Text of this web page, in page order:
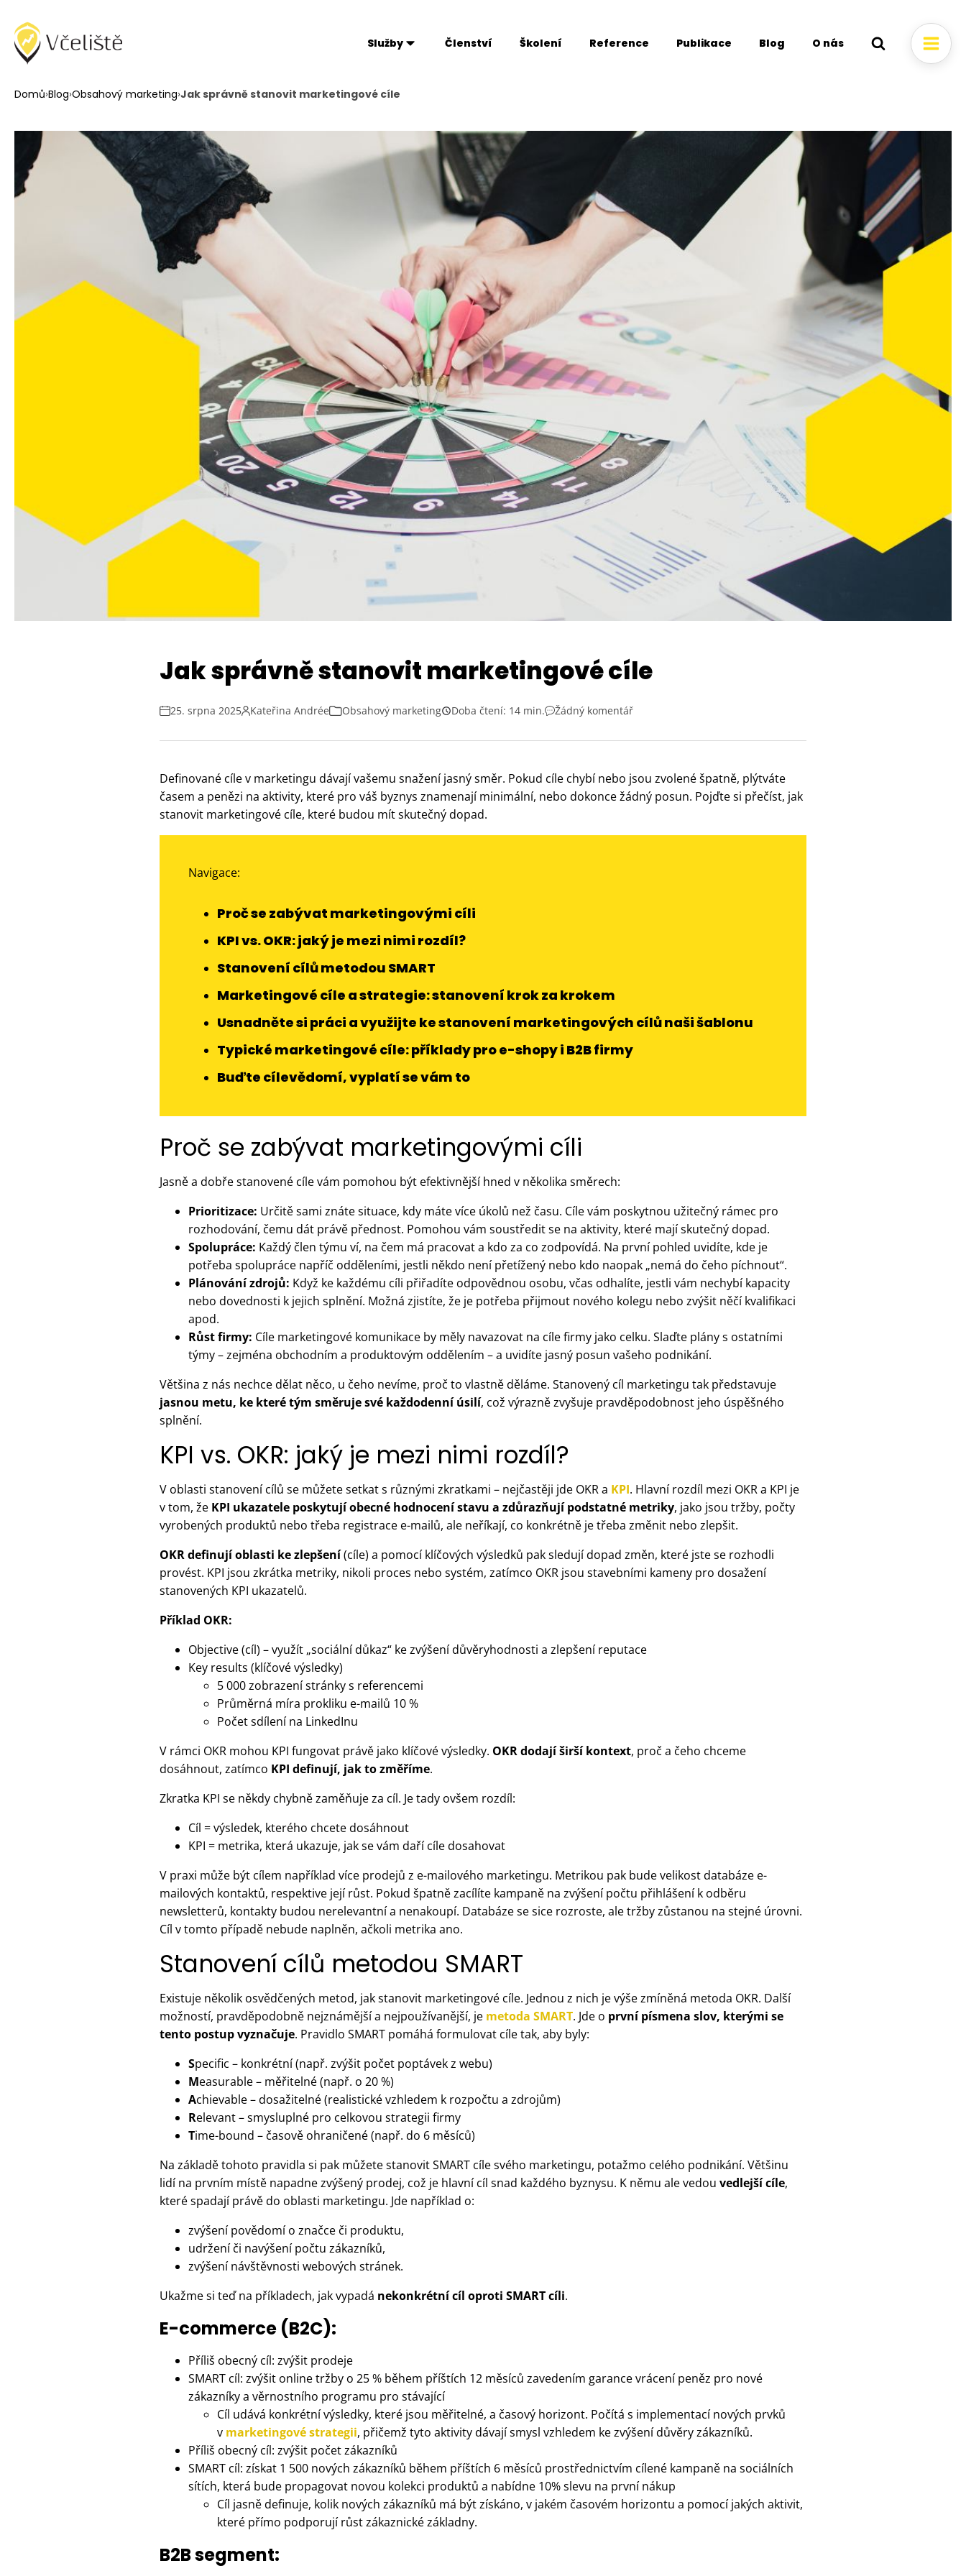
Služby Členství Školení Reference Publikace Blog O nás
Domů›Blog›Obsahový marketing›Jak správně stanovit marketingové cíle
Jak správně stanovit marketingové cíle
25. srpna 2025 Kateřina Andrée Obsahový marketing Doba čtení: 14 min. Žádný komentář
Definované cíle v marketingu dávají vašemu snažení jasný směr. Pokud cíle chybí nebo jsou zvolené špatně, plýtváte
časem a penězi na aktivity, které pro váš byznys znamenají minimální, nebo dokonce žádný posun. Pojďte si přečíst, jak
stanovit marketingové cíle, které budou mít skutečný dopad.
Navigace:
Proč se zabývat marketingovými cíli
KPI vs. OKR: jaký je mezi nimi rozdíl?
Stanovení cílů metodou SMART
Marketingové cíle a strategie: stanovení krok za krokem
Usnadněte si práci a využijte ke stanovení marketingových cílů naši šablonu
Typické marketingové cíle: příklady pro e-shopy i B2B firmy
Buďte cílevědomí, vyplatí se vám to
Proč se zabývat marketingovými cíli
Jasně a dobře stanovené cíle vám pomohou být efektivnější hned v několika směrech:
Prioritizace: Určitě sami znáte situace, kdy máte více úkolů než času. Cíle vám poskytnou užitečný rámec pro
rozhodování, čemu dát právě přednost. Pomohou vám soustředit se na aktivity, které mají skutečný dopad.
Spolupráce: Každý člen týmu ví, na čem má pracovat a kdo za co zodpovídá. Na první pohled uvidíte, kde je
potřeba spolupráce napříč odděleními, jestli někdo není přetížený nebo kdo naopak „nemá do čeho píchnout“.
Plánování zdrojů: Když ke každému cíli přiřadíte odpovědnou osobu, včas odhalíte, jestli vám nechybí kapacity
nebo dovednosti k jejich splnění. Možná zjistíte, že je potřeba přijmout nového kolegu nebo zvýšit něčí kvalifikaci
apod.
Růst firmy: Cíle marketingové komunikace by měly navazovat na cíle firmy jako celku. Slaďte plány s ostatními
týmy – zejména obchodním a produktovým oddělením – a uvidíte jasný posun vašeho podnikání.
Většina z nás nechce dělat něco, u čeho nevíme, proč to vlastně děláme. Stanovený cíl marketingu tak představuje
jasnou metu, ke které tým směruje své každodenní úsilí, což výrazně zvyšuje pravděpodobnost jeho úspěšného
splnění.
KPI vs. OKR: jaký je mezi nimi rozdíl?
V oblasti stanovení cílů se můžete setkat s různými zkratkami – nejčastěji jde OKR a KPI. Hlavní rozdíl mezi OKR a KPI je
v tom, že KPI ukazatele poskytují obecné hodnocení stavu a zdůrazňují podstatné metriky, jako jsou tržby, počty
vyrobených produktů nebo třeba registrace e-mailů, ale neříkají, co konkrétně je třeba změnit nebo zlepšit.
OKR definují oblasti ke zlepšení(cíle) a pomocí klíčových výsledků pak sledují dopad změn, které jste se rozhodli
provést. KPI jsou zkrátka metriky, nikoli proces nebo systém, zatímco OKR jsou stavebními kameny pro dosažení
stanovených KPI ukazatelů.
Příklad OKR:
Objective (cíl) – využít „sociální důkaz“ ke zvýšení důvěryhodnosti a zlepšení reputace
Key results (klíčové výsledky)
5 000 zobrazení stránky s referencemi
Průměrná míra prokliku e-mailů 10 %
Počet sdílení na LinkedInu
V rámci OKR mohou KPI fungovat právě jako klíčové výsledky. OKR dodají širší kontext, proč a čeho chceme
dosáhnout, zatímco KPI definují, jak to změříme.
Zkratka KPI se někdy chybně zaměňuje za cíl. Je tady ovšem rozdíl:
Cíl = výsledek, kterého chcete dosáhnout
KPI = metrika, která ukazuje, jak se vám daří cíle dosahovat
V praxi může být cílem například více prodejů z e-mailového marketingu. Metrikou pak bude velikost databáze e-
mailových kontaktů, respektive její růst. Pokud špatně zacílíte kampaně na zvýšení počtu přihlášení k odběru
newsletterů, kontakty budou nerelevantní a nenakoupí. Databáze se sice rozroste, ale tržby zůstanou na stejné úrovni.
Cíl v tomto případě nebude naplněn, ačkoli metrika ano.
Stanovení cílů metodou SMART
Existuje několik osvědčených metod, jak stanovit marketingové cíle. Jednou z nich je výše zmíněná metoda OKR. Další
možností, pravděpodobně nejznámější a nejpoužívanější, je metoda SMART. Jde o první písmena slov, kterými se
tento postup vyznačuje. Pravidlo SMART pomáhá formulovat cíle tak, aby byly:
Specific – konkrétní (např. zvýšit počet poptávek z webu)
Measurable – měřitelné (např. o 20 %)
Achievable – dosažitelné (realistické vzhledem k rozpočtu a zdrojům)
Relevant – smysluplné pro celkovou strategii firmy
Time-bound – časově ohraničené (např. do 6 měsíců)
Na základě tohoto pravidla si pak můžete stanovit SMART cíle svého marketingu, potažmo celého podnikání. Většinu
lidí na prvním místě napadne zvýšený prodej, což je hlavní cíl snad každého byznysu. K němu ale vedou vedlejší cíle,
které spadají právě do oblasti marketingu. Jde například o:
zvýšení povědomí o značce či produktu,
udržení či navýšení počtu zákazníků,
zvýšení návštěvnosti webových stránek.
Ukažme si teď na příkladech, jak vypadá nekonkrétní cíl oproti SMART cíli.
E-commerce (B2C):
Příliš obecný cíl: zvýšit prodeje
SMART cíl: zvýšit online tržby o 25 % během příštích 12 měsíců zavedením garance vrácení peněz pro nové
zákazníky a věrnostního programu pro stávající
Cíl udává konkrétní výsledky, které jsou měřitelné, a časový horizont. Počítá s implementací nových prvků
v marketingové strategii, přičemž tyto aktivity dávají smysl vzhledem ke zvýšení důvěry zákazníků.
Příliš obecný cíl: zvýšit počet zákazníků
SMART cíl: získat 1 500 nových zákazníků během příštích 6 měsíců prostřednictvím cílené kampaně na sociálních
sítích, která bude propagovat novou kolekci produktů a nabídne 10% slevu na první nákup
Cíl jasně definuje, kolik nových zákazníků má být získáno, v jakém časovém horizontu a pomocí jakých aktivit,
které přímo podporují růst zákaznické základny.
B2B segment: